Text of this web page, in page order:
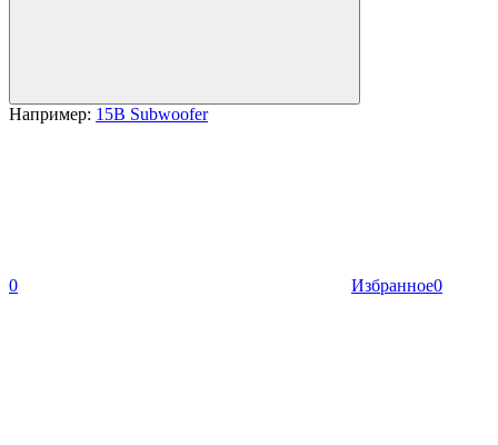
Например: 15B Subwoofer
0 Избранное0